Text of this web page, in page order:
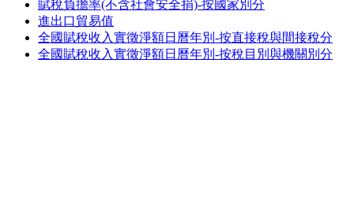
賦稅負擔率(不含社會安全捐)-按國家別分
進出口貿易值
全國賦稅收入實徵淨額日曆年別-按直接稅與間接稅分
全國賦稅收入實徵淨額日曆年別-按稅目別與機關別分